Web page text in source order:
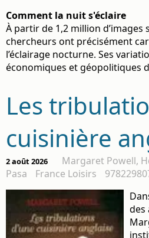
Comment la nuit s'éclaire
À partir de 1,2 million d’images
chercheurs ont précisément
l’éclairage nocturne. Ses
économiques et géopolitiques
Les
cuisinière
2 août 2026
Margaret Powell,
Pasa
France Loisirs
des